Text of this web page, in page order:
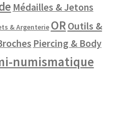
Médailles & Jetons
& Argenterie OR Outils &
Piercing & Body
numismatique